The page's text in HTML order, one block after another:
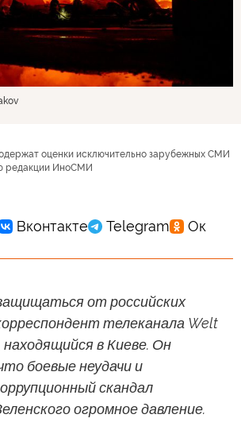
оценки исключительно зарубежных СМИ
редакции ИноСМИ
от российских
телеканала Welt
в Киеве. Он
боевые неудачи и
скандал
огромное давление.